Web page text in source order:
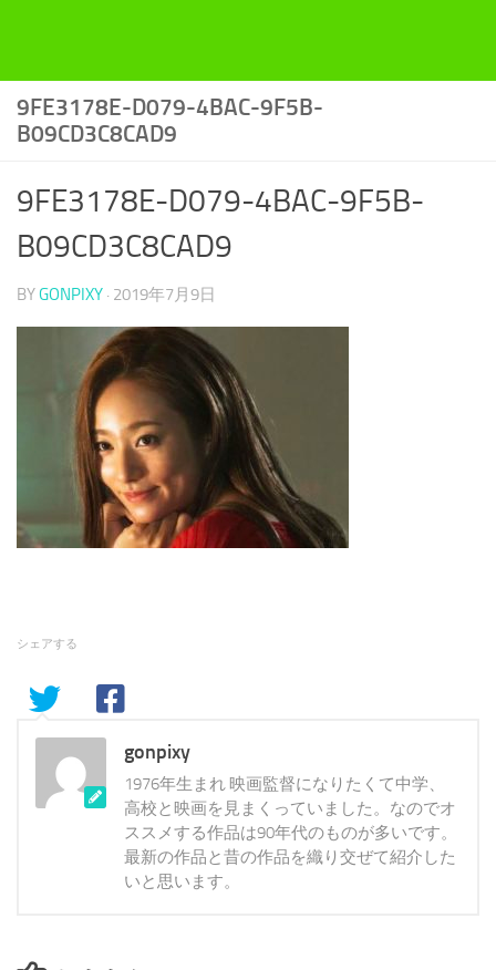
9FE3178E-D079-4BAC-9F5B-
B09CD3C8CAD9
9FE3178E-D079-4BAC-9F5B-
B09CD3C8CAD9
BYGONPIXY · 2019年7月9日
シェアする
gonpixy
1976年生まれ 映画監督になりたくて中学、
高校と映画を見まくっていました。なのでオ
ススメする作品は90年代のものが多いです。
最新の作品と昔の作品を織り交ぜて紹介した
いと思います。